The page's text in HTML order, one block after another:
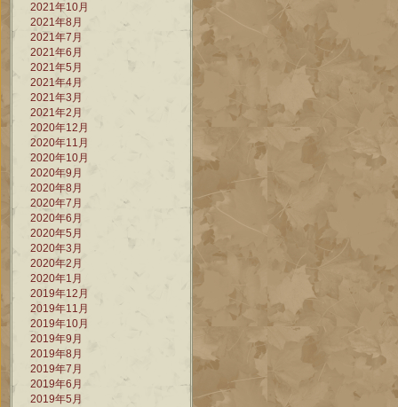
2021年10月
2021年8月
2021年7月
2021年6月
2021年5月
2021年4月
2021年3月
2021年2月
2020年12月
2020年11月
2020年10月
2020年9月
2020年8月
2020年7月
2020年6月
2020年5月
2020年3月
2020年2月
2020年1月
2019年12月
2019年11月
2019年10月
2019年9月
2019年8月
2019年7月
2019年6月
2019年5月